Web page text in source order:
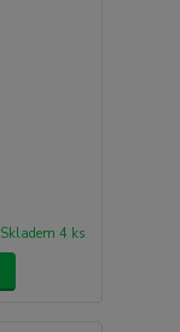
Skladem 4 ks